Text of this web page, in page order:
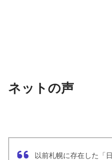
ネットの声
以前札幌に存在した「